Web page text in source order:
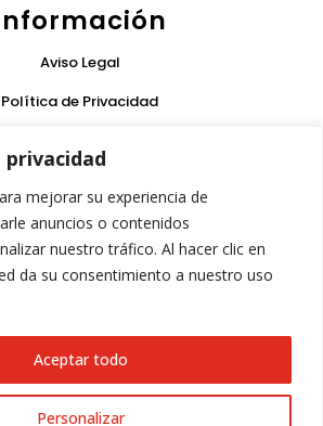
mejorar su experiencia de
anuncios o contenidos
nuestro tráfico. Al hacer clic en
da su consentimiento a nuestro uso
Personalizar
Aceptar todo
Aviso Legal
Política de Privacidad
Garantía